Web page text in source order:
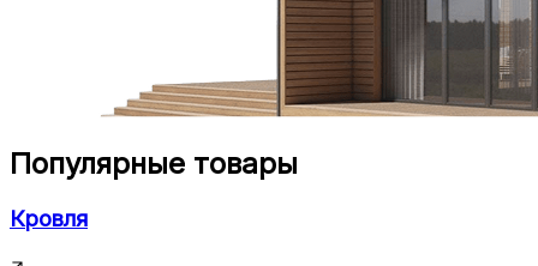
Популярные товары
Кровля